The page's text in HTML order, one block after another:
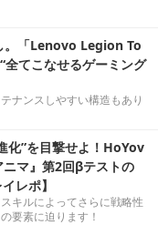
。「Lenovo Legion To
てこなせるゲーミング
ナンスしやすい構造もあり
化”を目撃せよ！HoYov
マ』第2回βテストの
レポ】
キルによってさらに戦略性
要素に迫ります！